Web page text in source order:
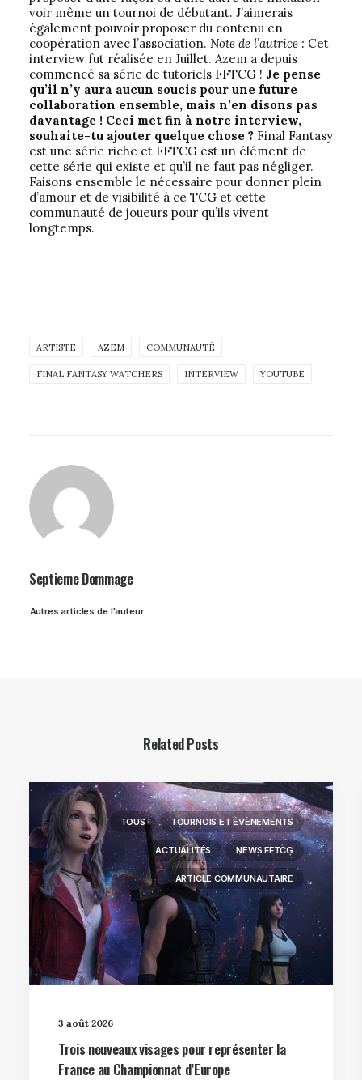
voir même un tournoi de débutant. J’aimerais
également pouvoir proposer du contenu en
coopération avec l’association. Note de l’autrice : Cet
interview fut réalisée en Juillet. Azem a depuis
commencé sa série de tutoriels FFTCG ! Je pense
qu’il n’y aura aucun soucis pour une future
collaboration ensemble, mais n’en disons pas
davantage ! Ceci met fin à notre interview,
souhaite-tu ajouter quelque chose ? Final Fantasy
est une série riche et FFTCG est un élément de
cette série qui existe et qu’il ne faut pas négliger.
Faisons ensemble le nécessaire pour donner plein
d’amour et de visibilité à ce TCG et cette
communauté de joueurs pour qu’ils vivent
longtemps.
ARTISTE AZEM COMMUNAUTÉ
FINAL FANTASY WATCHERS INTERVIEW YOUTUBE
Septieme Dommage
Autres articles de l'auteur
Related Posts
TOUS TOURNOIS ET ÉVÈNEMENTS
ACTUALITÉS NEWS FFTCG
ARTICLE COMMUNAUTAIRE
3 août 2026
Trois nouveaux visages pour représenter la
France au Championnat d’Europe